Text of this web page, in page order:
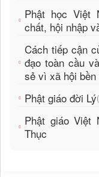
Phật học Việt
chất, hội nhập
Cách tiếp cận
đạo toàn cầu
sẻ vì xã hội
Phật giáo đời Lý
Phật giáo Việt
Thục